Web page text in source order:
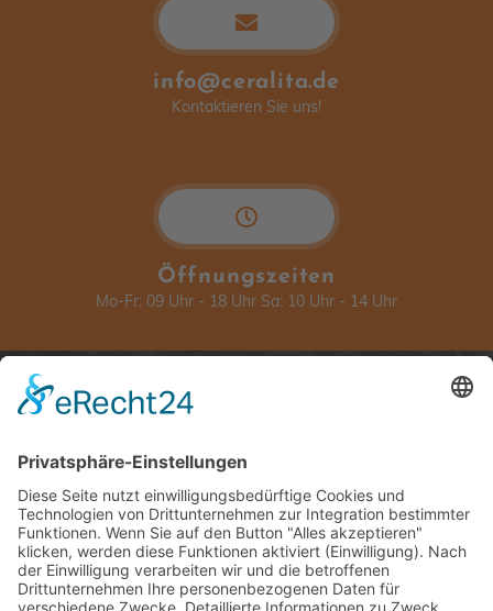
info@ceralita.de
Kontaktieren Sie uns!
Öffnungszeiten
Mo-Fr: 09 Uhr - 18 Uhr Sa: 10 Uhr - 14 Uhr
Über Ceralita Rechtliches